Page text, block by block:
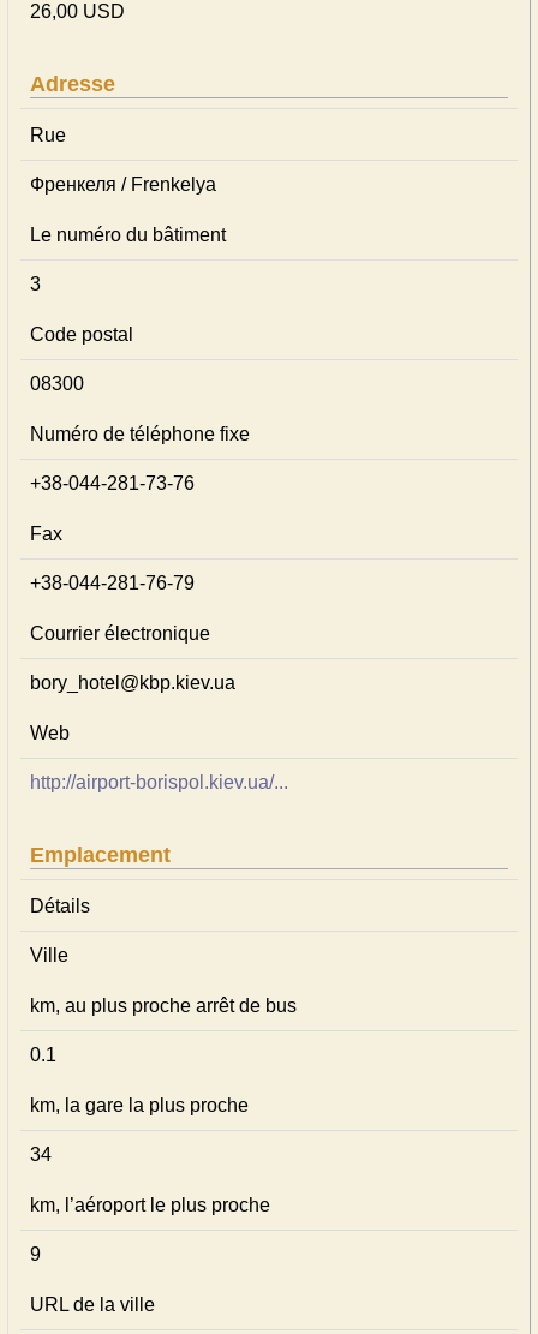
26,00 USD
Adresse
Rue
Френкеля / Frenkelya
Le numéro du bâtiment
3
Code postal
08300
Numéro de téléphone fixe
+38-044-281-73-76
Fax
+38-044-281-76-79
Courrier électronique
bory_hotel@kbp.kiev.ua
Web
http://airport-borispol.kiev.ua/...
Emplacement
Détails
Ville
km, au plus proche arrêt de bus
0.1
km, la gare la plus proche
34
km, l’aéroport le plus proche
9
URL de la ville